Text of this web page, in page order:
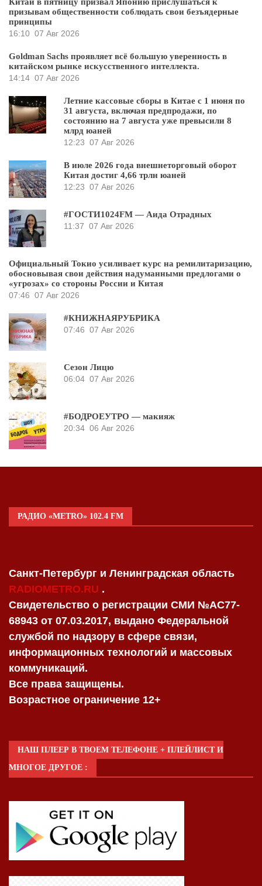
призывам общественности соблюдать свои безъядерные
принципы
16:10 07 Авг 2026
Goldman Sachs проявляет всё большую уверенность в
китайском рынке искусственного интеллекта.
14:14 07 Авг 2026
Летние кассовые сборы в Китае с 1 июня по
31 августа, включая предпродажи, по
состоянию на 7 августа уже превысили 8
млрд юаней
12:23 07 Авг 2026
В июле 2026 года внешнеторговый оборот
Китая достиг 4,66 трлн юаней
12:23 07 Авг 2026
#ГОСТИ1024FM — Аида Отрадных
11:37 07 Авг 2026
Официальный Токио усиливает курс на ремилитаризацию,
обосновывая свои действия надуманными предлогами о
«угрозах» со стороны России и Китая
07:46 07 Авг 2026
#КНИЖНАЯРУБРИКА
07:46 07 Авг 2026
Сезон Лицю
06:04 07 Авг 2026
#БОДРОЕУТРО — макияж
20:34 06 Авг 2026
РАДИО «METRO» 102.4 FM
Санкт-Петербург и Ленинградская область
RADIOMETRO.RU .
Свидетельство о регистрации СМИ №AC77-
68943 от 07.03.2017, выдано Федеральной
службой по надзору в сфере связи,
информационных технологий и массовых
коммуникаций.
Все права защищены.
Возрастное ограничение 12+
НАШ ПЛЕЕР В ТВОЕМ ТЕЛЕФОНЕ + ПЛЕЙЛИСТ И
МНОГОЕ ДРУГОЕ :